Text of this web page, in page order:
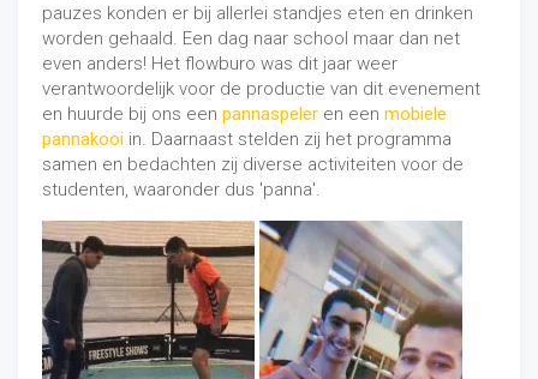
pauzes konden er bij allerlei standjes eten en drinken
worden gehaald. Een dag naar school maar dan net
even anders! Het flowburo was dit jaar weer
verantwoordelijk voor de productie van dit evenement
en huurde bij ons een pannaspeler en een mobiele
pannakooi in. Daarnaast stelden zij het programma
samen en bedachten zij diverse activiteiten voor de
studenten, waaronder dus 'panna'.